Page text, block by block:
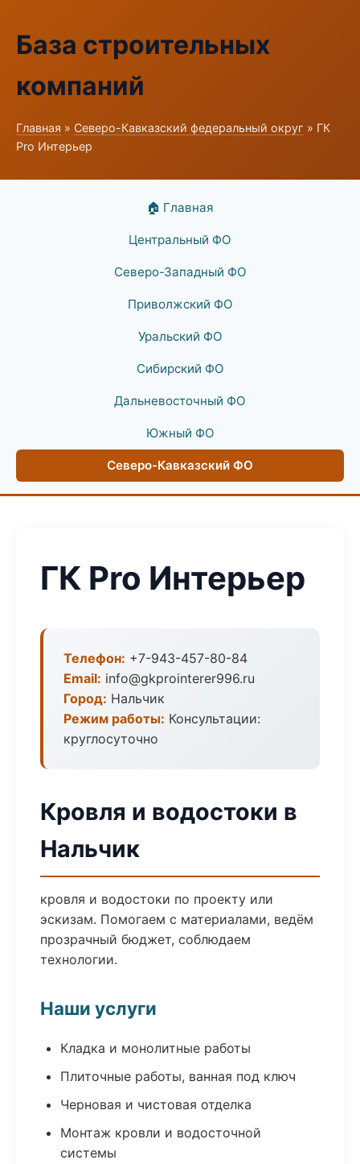
База строительных
компаний
Главная » Северо-Кавказский федеральный округ » ГК
Pro Интерьер
🏠 Главная
Центральный ФО
Северо-Западный ФО
Приволжский ФО
Уральский ФО
Сибирский ФО
Дальневосточный ФО
Южный ФО
Северо-Кавказский ФО
ГК Pro Интерьер
Телефон: +7-943-457-80-84
Email: info@gkprointerer996.ru
Город: Нальчик
Режим работы: Консультации:
круглосуточно
Кровля и водостоки в
Нальчик
кровля и водостоки по проекту или
эскизам. Помогаем с материалами, ведём
прозрачный бюджет, соблюдаем
технологии.
Наши услуги
Кладка и монолитные работы
Плиточные работы, ванная под ключ
Черновая и чистовая отделка
Монтаж кровли и водосточной
системы